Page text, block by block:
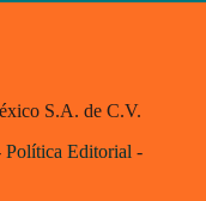
S.A. de C.V.
Política Editorial -